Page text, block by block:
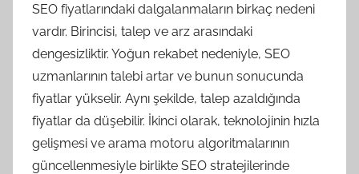
SEO fiyatlarındaki dalgalanmaların birkaç nedeni
vardır. Birincisi, talep ve arz arasındaki
dengesizliktir. Yoğun rekabet nedeniyle, SEO
uzmanlarının talebi artar ve bunun sonucunda
fiyatlar yükselir. Aynı şekilde, talep azaldığında
fiyatlar da düşebilir. İkinci olarak, teknolojinin hızla
gelişmesi ve arama motoru algoritmalarının
güncellenmesiyle birlikte SEO stratejilerinde